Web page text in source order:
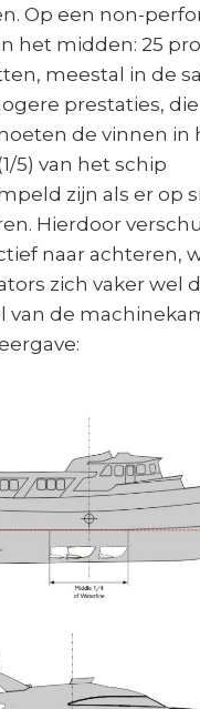
Op een non-
het midden: 25
meestal in de
prestaties,
de vinnen in
5) van het schip
zijn als er op
Hierdoor
naar achteren,
zich vaker wel
van de